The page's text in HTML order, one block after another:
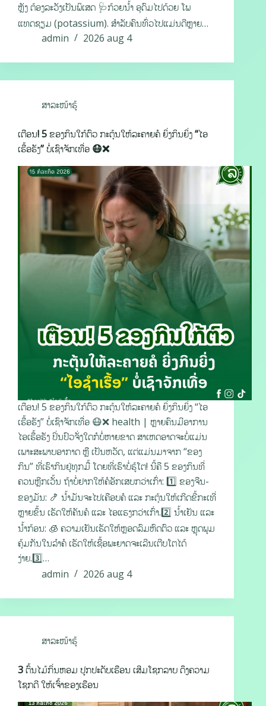
ຫຼັງ ຕ້ອງລະວັງເປັນພິເສດ 🩺ກ້ວຍນໍ້າ ອຸດົມໄປດ້ວຍ ໂພ
ແທດຊຽມ (potassium). ສໍາລັບຄົນທົ່ວໄປແມ່ນດີຫຼາຍ…
admin
2026 aug 4
ສາລະໜ້າຮູ້
ເຕືອນ! 5 ຂອງກິນໃກ້ຕົວ ກະຕຸ້ນໃຫ້ລະຄາຍຄໍ ຍິ່ງກິນຍິ່ງ “ໄອ
ເຮື້ອຮັງ” ບໍ່ເຊົາຈັກເທື່ອ 😷❌
ເຕືອນ! 5 ຂອງກິນໃກ້ຕົວ ກະຕຸ້ນໃຫ້ລະຄາຍຄໍ ຍິ່ງກິນຍິ່ງ “ໄອ
ເຮື້ອຮັງ” ບໍ່ເຊົາຈັກເທື່ອ 😷❌ health | ຫຼາຍຄົນມີອາການ
ໄອເຮື້ອຮັງ ປິ່ນປົວຈັ່ງໃດກໍບໍ່ຫາຍຂາດ ສາເຫດອາດຈະບໍ່ແມ່ນ
ເພາະສະພາບອາກາດ ຫຼື ເປັນຫວັດ, ແຕ່ແມ່ນມາຈາກ “ຂອງ
ກິນ” ທີ່ເຮົາກິນຢູ່ທຸກມື້ ໂດຍທີ່ເຮົາບໍ່ຮູ້ໂຕ! ນີ້ຄື 5 ຂອງກິນທີ່
ຄວນຫຼີກເວັ້ນ ຖ້າບໍ່ຢາກໃຫ້ຄໍອັກເສບກວ່າເກົ່າ: 1️⃣ ຂອງຈືນ-
ຂອງມັນ: 🍤 ນ້ຳມັນຈະໄປເຄືອບຄໍ ແລະ ກະຕຸ້ນໃຫ້ເກີດຂີ້ກະເທີ່
ຫຼາຍຂຶ້ນ ເຮັດໃຫ້ຄັນຄໍ ແລະ ໄອແຮງກວ່າເກົ່າ.2️⃣ ນ້ຳເຢັນ ແລະ
ນ້ຳກ້ອນ: 🧊 ຄວາມເຢັນເຮັດໃຫ້ຫຼອດລົມຫົດຕົວ ແລະ ຫຼຸດພູມ
ຄຸ້ມກັນໃນລຳຄໍ ເຮັດໃຫ້ເຊື້ອພະຍາດຈະເລີນເຕີບໂຕໄດ້
ງ່າຍ.3️⃣…
admin
2026 aug 4
ສາລະໜ້າຮູ້
3 ຕົ້ນໄມ້ກິ່ນຫອມ ປູກປະດັບເຮືອນ ເສີມໂຊກລາບ ດຶງຄວາມ
ໂຊກດີ ໃຫ້ເຈົ້າຂອງເຮືອນ